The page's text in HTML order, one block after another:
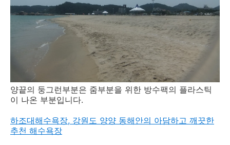
양끝의 둥그런부분은 줌부분을 위한 방수팩의 플라스틱
이 나온 부분입니다.
하조대해수욕장, 강원도 양양 동해안의 아담하고 깨끗한
추천 해수욕장